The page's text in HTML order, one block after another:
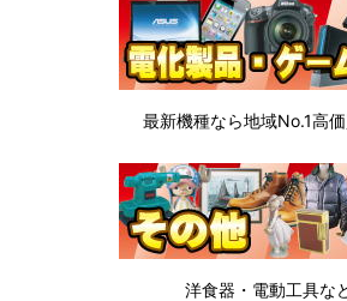
最新機種なら地域No.1高価
洋食器・電動工具な